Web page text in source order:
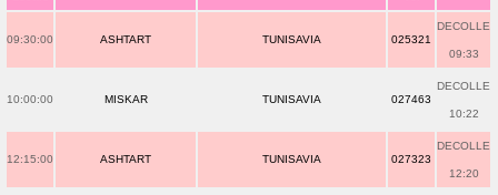
09:30:00 ASHTART TUNISAVIA 025321
DECOLLE
09:33
10:00:00 MISKAR TUNISAVIA 027463
DECOLLE
10:22
12:15:00 ASHTART TUNISAVIA 027323
DECOLLE
12:20